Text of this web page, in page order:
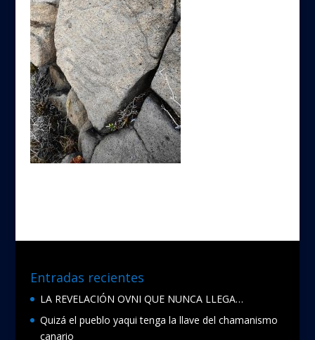
Entradas recientes
LA REVELACIÓN OVNI QUE NUNCA LLEGA…
Quizá el pueblo yaqui tenga la llave del chamanismo
canario